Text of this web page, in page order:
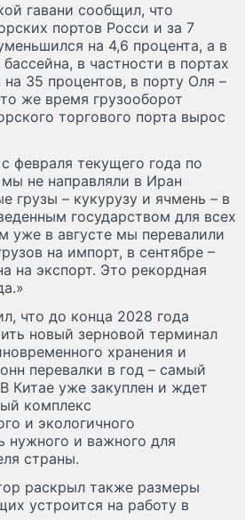
гавани сообщил, что
портов Росси и за 7
на 4,6 процента, а в
в частности в портах
35 процентов, в порту Оля –
же время грузооборот
торгового порта вырос
февраля текущего года по
не направляли в Иран
грузы – кукурузу и ячмень – в
государством для всех
уже в августе мы перевалили
на импорт, в сентябре –
на экспорт. Это рекордная
что до конца 2028 года
новый зерновой терминал
хранения и
перевалки в год – самый
Китае уже закуплен и ждет
комплекс
и экологичного
нужного и важного для
страны.
раскрыл также размеры
устроится на работу в